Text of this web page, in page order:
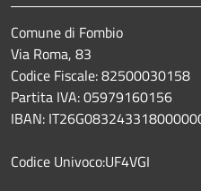
Comune di Fombio
Via Roma, 83
Codice Fiscale: 82500030158
Partita IVA: 05979160156
IBAN:
Codice Univoco:UF4VGI